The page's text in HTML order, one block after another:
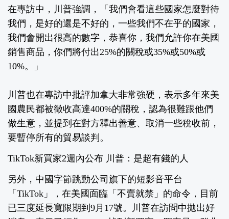
在專訪中，川普強調，「我們會看這些國家怎麼對待
我們，是好的還是不好的，一些我們不在乎的國家，
我們會開出很高的數字，恭喜你，我們允許你在美國
銷售商品，你們將付出25%的關稅或35%或50%或
10%。」
川普也在專訪中批評加拿大非常強硬，表示多年來美
國農民都被徵收高達400%的關稅，認為很難跟他們
做生意，並提到在對方釋出善意、取消一些稅收前，
要暫停所有的貿易談判。
TikTok新買家2週內公布 川普：是超有錢的人
另外，中國字節跳動公司旗下的短影音平台
「TikTok」，在美國面臨「不賣就禁」的命令，目前
已三度延長寬限期到9月17號。川普在訪問中拋出好